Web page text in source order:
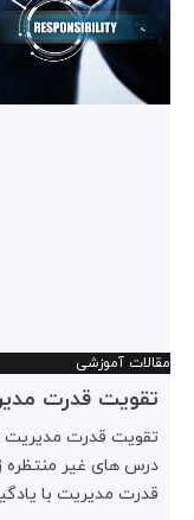
مقالات آموزشی
تقویت قدرت
تقویت قدرت مدیریت
درس های غیر منتظره
قدرت مدیریت با